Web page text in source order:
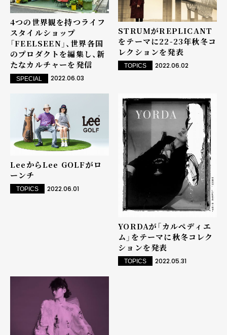
4つの世界観を持つライフ
スタイルショップ
「FEELSEEN」、世界各国
のプロダクトを編集し、新
たなカルチャーを発信
SPECIAL 2022.06.03
STRUMがREPLICANT
をテーマに22-23年秋冬コ
レクションを発表
TOPICS 2022.06.02
LeeからLee GOLFがロ
ーンチ
TOPICS 2022.06.01
YORDAが「カルペディエ
ム」をテーマに秋冬コレク
ションを発表
TOPICS 2022.05.31